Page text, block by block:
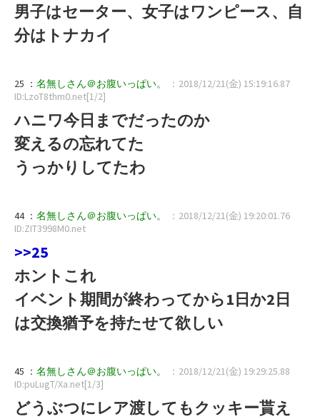
男子はセーター、女子はワンピース、自
分はトナカイ
25 ： 名無しさん＠お腹いっぱい。
：2018/12/21(金) 15:19:16.87
ID:LzoT8thm0.net[1/2]
ハニワ今日までだったのか
変えるの忘れてた
うっかりしてたわ
44 ： 名無しさん＠お腹いっぱい。
：2018/12/21(金) 19:20:01.76
ID:ZIT3998M0.net
>>25
ホントこれ
イベント期間が終わってから1日か2日
は交換猶予を持たせて欲しい
45 ： 名無しさん＠お腹いっぱい。
：2018/12/21(金) 19:29:25.88
ID:puLugT/Xa.net[1/3]
どうぶつにレア渡してもクッキー貰え